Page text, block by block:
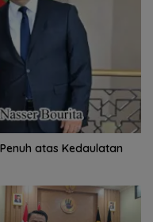
atas Kedaulatan